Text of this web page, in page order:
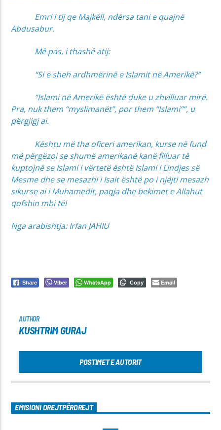
Emri i tij qe Majkëll, ndërsa tani e quajnë
Abdusabur.
Më pas, i thashë atij:
“Si e sheh ardhmërinë e Islamit në Amerikë?”
“Islami në Amerikë është duke u zhvilluar mirë.
Pra, nuk them “myslimanët”, por them “Islami””, u
përgjigj ai.
Kështu më tha oficeri amerikan, kurse në fund
më përgëzoi se shumë amerikanë kanë filluar të
kuptojnë se Islami i vërtetë është Islami i Lindjes së
Mesme dhe se mesazhi i Isait është po i njëjti mesazh
sikurse ai i Muhamedit, paqja dhe bekimet e Allahut
qofshin mbi të!
Nga arabishtja: Irfan JAHIU
Share Viber WhatsApp Copy Email
AUTHOR
KUSHTRIM GURAJ
POSTIMET E AUTORIT
EMISIONI DREJTPËRDREJT